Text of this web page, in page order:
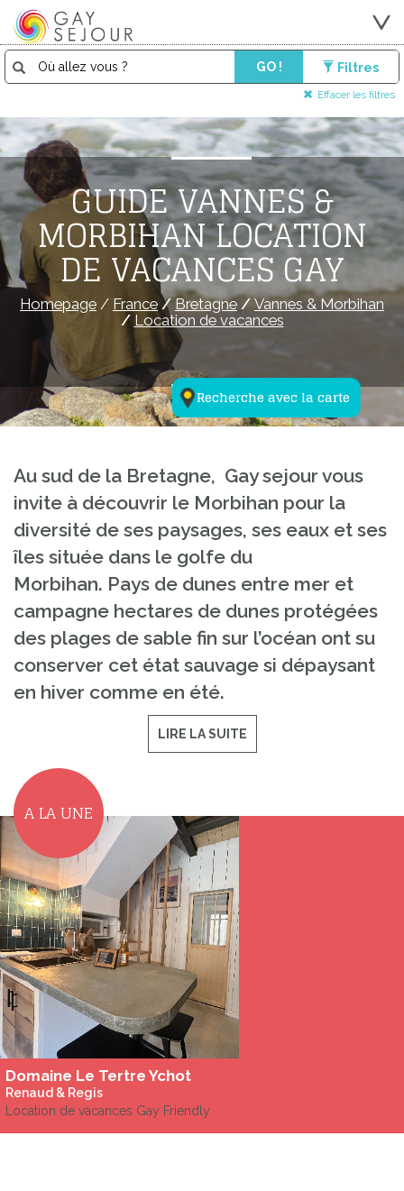
GO ! Filtres
Effacer les filtres
Recherche avec la carte
GUIDE VANNES &
MORBIHAN LOCATION
DE VACANCES GAY
Homepage / France / Bretagne / Vannes & Morbihan
/ Location de vacances
Au sud de la Bretagne, Gay sejour vous
invite à découvrir le Morbihan pour la
diversité de ses paysages, ses eaux et ses
îles située dans le golfe du
Morbihan. Pays de dunes entre mer et
campagne hectares de dunes protégées
des plages de sable fin sur l’océan ont su
conserver cet état sauvage si dépaysant
en hiver comme en été.
LIRE LA SUITE
A LA UNE
Domaine Le Tertre Ychot
Renaud & Regis
Location de vacances Gay Friendly